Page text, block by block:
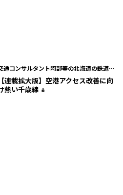
通コンサルタント阿部等の北海道の鉄道を
活かそう！
【連載拡大版】空港アクセス改善に向
熱い千歳線